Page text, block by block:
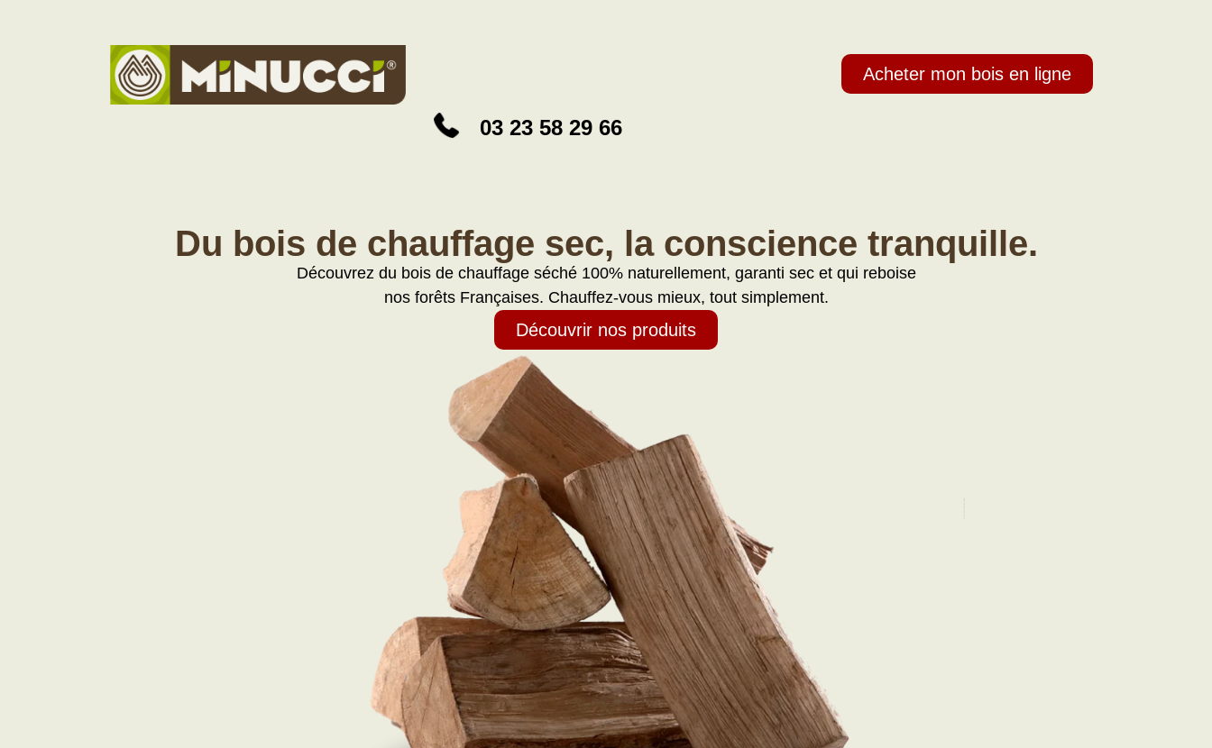
Acheter mon bois en ligne
03 23 58 29 66
Du bois de chauffage sec, la conscience tranquille.
Découvrez du bois de chauffage séché 100% naturellement, garanti sec et qui reboise
nos forêts Françaises. Chauffez-vous mieux, tout simplement.
Découvrir nos produits